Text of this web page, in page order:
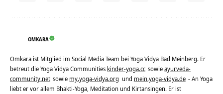
OMKARA
Omkara ist Mitglied im Social Media Team bei Yoga Vidya Bad Meinberg. Er
betreut die Yoga Vidya Communities kinder-yoga.cc sowieayurveda-
community.net sowie my.yoga-vidya.org und mein.yoga-vidya.de - An Yoga
liebt er vor allem Bhakti-Yoga, Meditation und Kirtansingen. Er ist